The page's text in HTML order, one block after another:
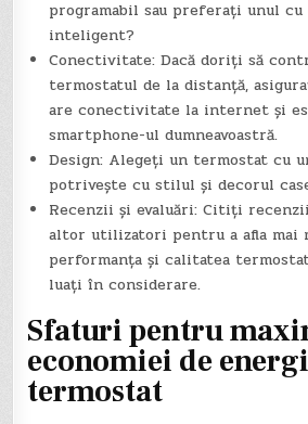
programabil sau preferați unul
inteligent?
Conectivitate: Dacă doriți să
termostatul de la distanță,
are conectivitate la internet și
smartphone-ul dumneavoastră.
Design: Alegeți un termostat cu
potrivește cu stilul și decorul
Recenzii și evaluări: Citiți
altor utilizatori pentru a afla mai
performanța și calitatea
luați în considerare.
Sfaturi pentru
economiei de
termostat